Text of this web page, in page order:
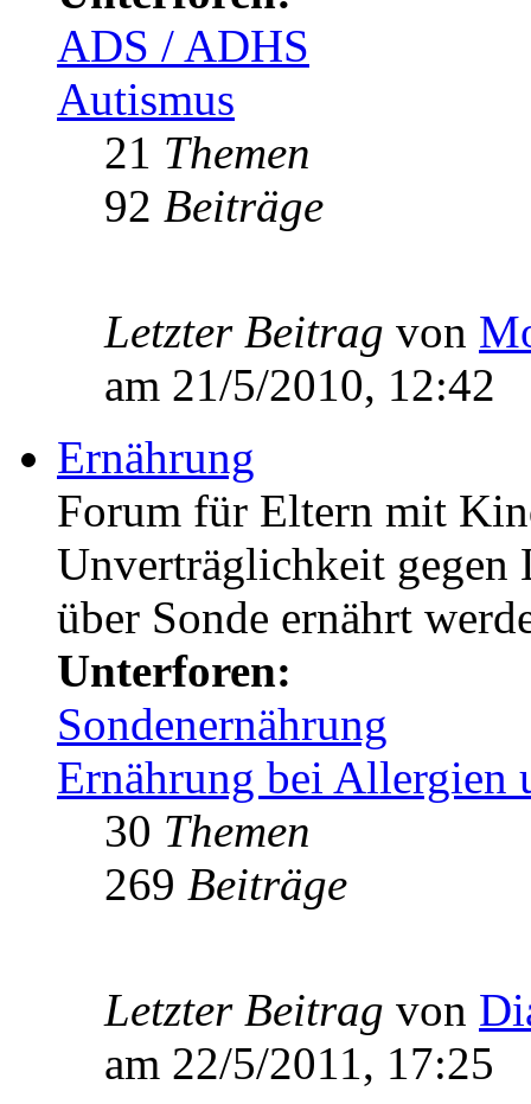
ADS / ADHS
Autismus
21 Themen
92 Beiträge
Letzter Beitrag von
am 21/5/2010, 12:42
Ernährung
Forum für Eltern mit
Unverträglichkeit gegen
über Sonde ernährt
Unterforen:
Sondenernährung
Ernährung bei Allergien
30 Themen
269 Beiträge
Letzter Beitrag von
am 22/5/2011, 17:25